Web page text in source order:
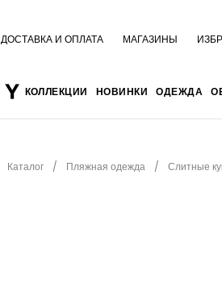
ДОСТАВКА И ОПЛАТА МАГАЗИНЫ
КОЛЛЕКЦИИ НОВИНКИ ОДЕЖДА
Каталог Пляжная одежда Слитные